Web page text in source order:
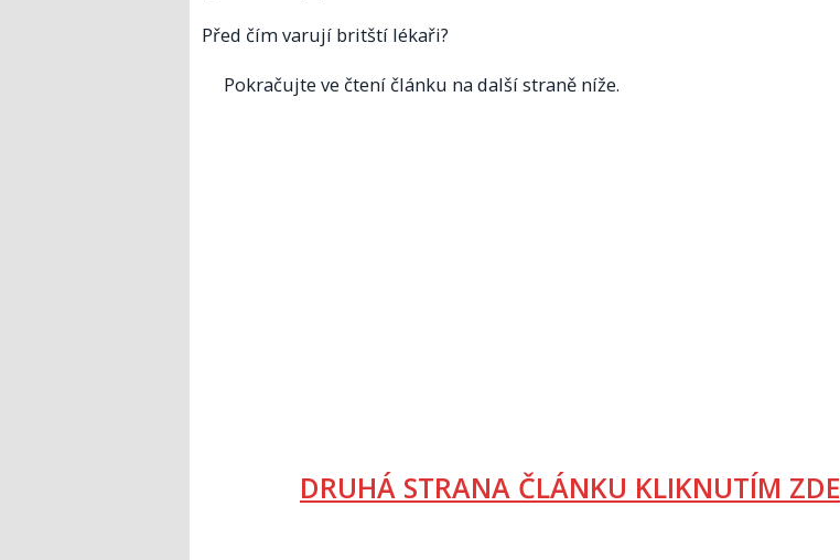
Před čím varují britští lékaři?
Pokračujte ve čtení článku na další straně níže.
DRUHÁ STRANA ČLÁNKU KLIKNUTÍM ZDE